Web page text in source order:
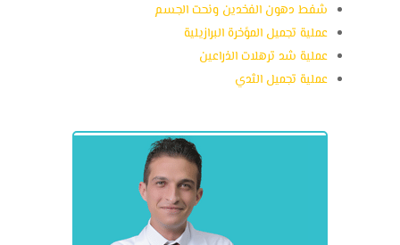
شفط دهون الفخدين ونحت الجسم
عملية تجميل المؤخرة البرازيلية
عملية شد ترهلات الذراعين
عملية تجميل الثدي